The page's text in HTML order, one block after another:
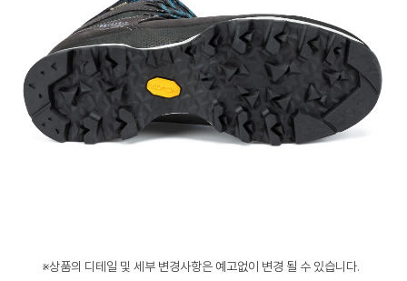
※상품의 디테일 및 세부 변경사항은 예고없이 변경 될 수 있습니다.